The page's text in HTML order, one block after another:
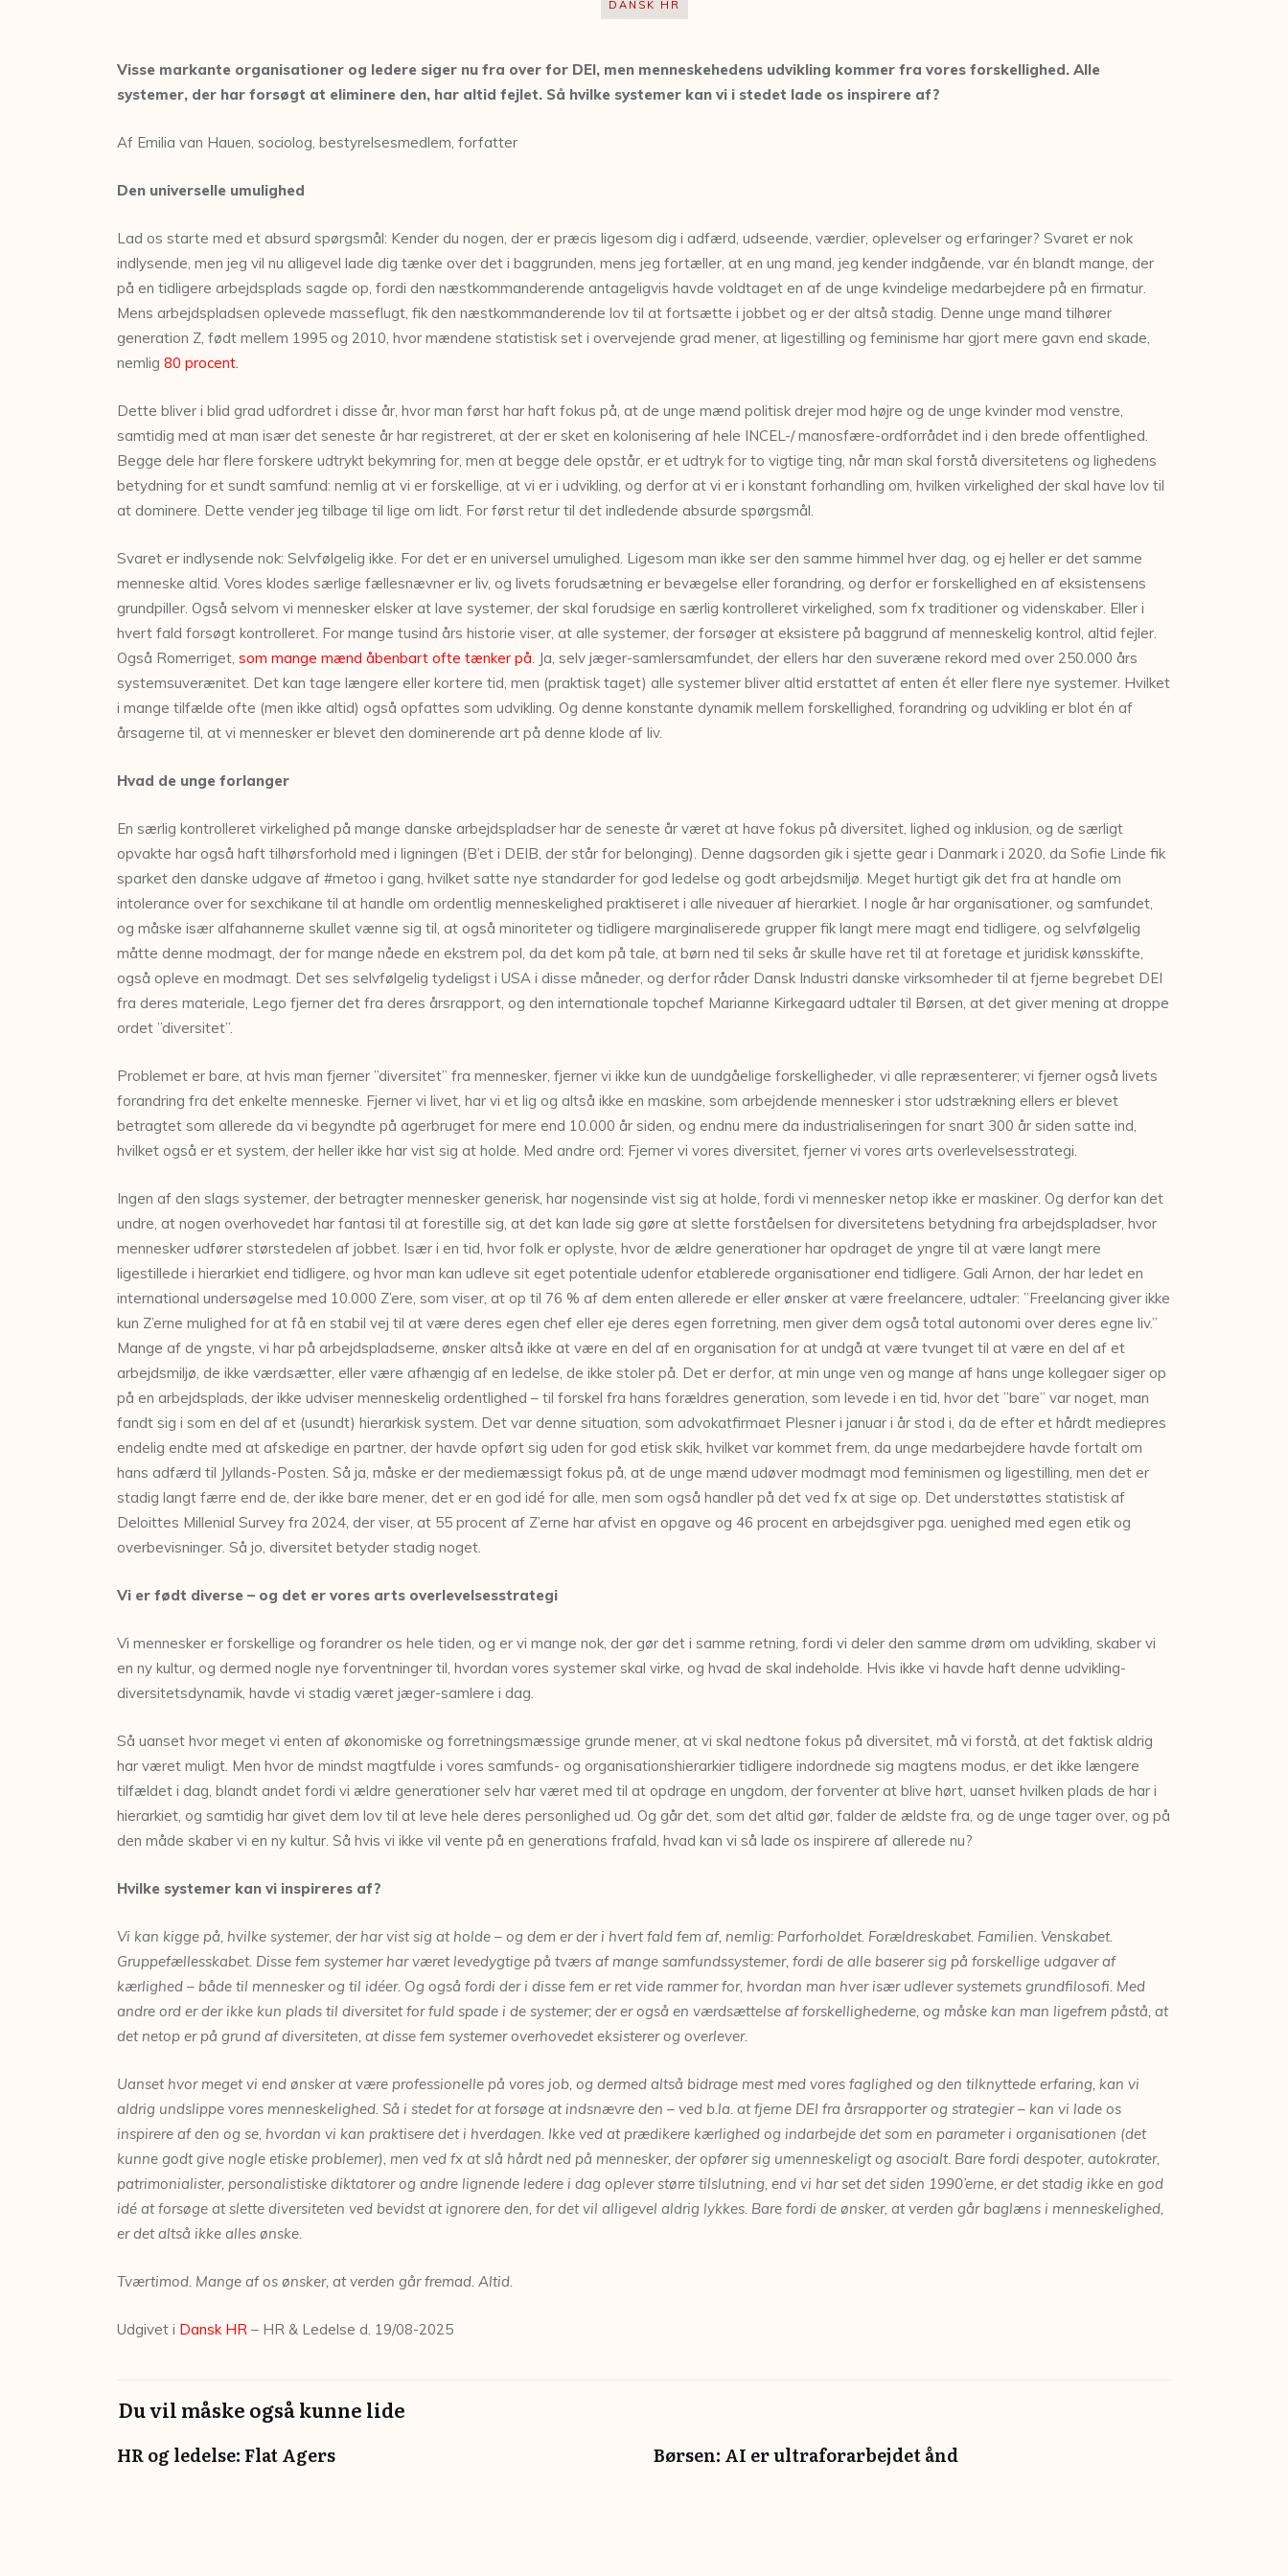
DANSK HR
Visse markante organisationer og ledere siger nu fra over for DEI, men menneskehedens udvikling kommer fra vores forskellighed. Alle
systemer, der har forsøgt at eliminere den, har altid fejlet. Så hvilke systemer kan vi i stedet lade os inspirere af?
Af Emilia van Hauen, sociolog, bestyrelsesmedlem, forfatter
Den universelle umulighed
Lad os starte med et absurd spørgsmål: Kender du nogen, der er præcis ligesom dig i adfærd, udseende, værdier, oplevelser og erfaringer? Svaret er nok
indlysende, men jeg vil nu alligevel lade dig tænke over det i baggrunden, mens jeg fortæller, at en ung mand, jeg kender indgående, var én blandt mange, der
på en tidligere arbejdsplads sagde op, fordi den næstkommanderende antageligvis havde voldtaget en af de unge kvindelige medarbejdere på en firmatur.
Mens arbejdspladsen oplevede masseflugt, fik den næstkommanderende lov til at fortsætte i jobbet og er der altså stadig. Denne unge mand tilhører
generation Z, født mellem 1995 og 2010, hvor mændene statistisk set i overvejende grad mener, at ligestilling og feminisme har gjort mere gavn end skade,
nemlig 80 procent.
Dette bliver i blid grad udfordret i disse år, hvor man først har haft fokus på, at de unge mænd politisk drejer mod højre og de unge kvinder mod venstre,
samtidig med at man især det seneste år har registreret, at der er sket en kolonisering af hele INCEL-/ manosfære-ordforrådet ind i den brede offentlighed.
Begge dele har flere forskere udtrykt bekymring for, men at begge dele opstår, er et udtryk for to vigtige ting, når man skal forstå diversitetens og lighedens
betydning for et sundt samfund: nemlig at vi er forskellige, at vi er i udvikling, og derfor at vi er i konstant forhandling om, hvilken virkelighed der skal have lov til
at dominere. Dette vender jeg tilbage til lige om lidt. For først retur til det indledende absurde spørgsmål.
Svaret er indlysende nok: Selvfølgelig ikke. For det er en universel umulighed. Ligesom man ikke ser den samme himmel hver dag, og ej heller er det samme
menneske altid. Vores klodes særlige fællesnævner er liv, og livets forudsætning er bevægelse eller forandring, og derfor er forskellighed en af eksistensens
grundpiller. Også selvom vi mennesker elsker at lave systemer, der skal forudsige en særlig kontrolleret virkelighed, som fx traditioner og videnskaber. Eller i
hvert fald forsøgt kontrolleret. For mange tusind års historie viser, at alle systemer, der forsøger at eksistere på baggrund af menneskelig kontrol, altid fejler.
Også Romerriget, som mange mænd åbenbart ofte tænker på . Ja, selv jæger-samlersamfundet, der ellers har den suveræne rekord med over 250.000 års
systemsuverænitet. Det kan tage længere eller kortere tid, men (praktisk taget) alle systemer bliver altid erstattet af enten ét eller flere nye systemer. Hvilket
i mange tilfælde ofte (men ikke altid) også opfattes som udvikling. Og denne konstante dynamik mellem forskellighed, forandring og udvikling er blot én af
årsagerne til, at vi mennesker er blevet den dominerende art på denne klode af liv.
Hvad de unge forlanger
En særlig kontrolleret virkelighed på mange danske arbejdspladser har de seneste år været at have fokus på diversitet, lighed og inklusion, og de særligt
opvakte har også haft tilhørsforhold med i ligningen (B’et i DEIB, der står for belonging). Denne dagsorden gik i sjette gear i Danmark i 2020, da Sofie Linde fik
sparket den danske udgave af #metoo i gang, hvilket satte nye standarder for god ledelse og godt arbejdsmiljø. Meget hurtigt gik det fra at handle om
intolerance over for sexchikane til at handle om ordentlig menneskelighed praktiseret i alle niveauer af hierarkiet. I nogle år har organisationer, og samfundet,
og måske især alfahannerne skullet vænne sig til, at også minoriteter og tidligere marginaliserede grupper fik langt mere magt end tidligere, og selvfølgelig
måtte denne modmagt, der for mange nåede en ekstrem pol, da det kom på tale, at børn ned til seks år skulle have ret til at foretage et juridisk kønsskifte,
også opleve en modmagt. Det ses selvfølgelig tydeligst i USA i disse måneder, og derfor råder Dansk Industri danske virksomheder til at fjerne begrebet DEI
fra deres materiale, Lego fjerner det fra deres årsrapport, og den internationale topchef Marianne Kirkegaard udtaler til Børsen, at det giver mening at droppe
ordet ”diversitet”.
Problemet er bare, at hvis man fjerner ”diversitet” fra mennesker, fjerner vi ikke kun de uundgåelige forskelligheder, vi alle repræsenterer; vi fjerner også livets
forandring fra det enkelte menneske. Fjerner vi livet, har vi et lig og altså ikke en maskine, som arbejdende mennesker i stor udstrækning ellers er blevet
betragtet som allerede da vi begyndte på agerbruget for mere end 10.000 år siden, og endnu mere da industrialiseringen for snart 300 år siden satte ind,
hvilket også er et system, der heller ikke har vist sig at holde. Med andre ord: Fjerner vi vores diversitet, fjerner vi vores arts overlevelsesstrategi.
Ingen af den slags systemer, der betragter mennesker generisk, har nogensinde vist sig at holde, fordi vi mennesker netop ikke er maskiner. Og derfor kan det
undre, at nogen overhovedet har fantasi til at forestille sig, at det kan lade sig gøre at slette forståelsen for diversitetens betydning fra arbejdspladser, hvor
mennesker udfører størstedelen af jobbet. Især i en tid, hvor folk er oplyste, hvor de ældre generationer har opdraget de yngre til at være langt mere
ligestillede i hierarkiet end tidligere, og hvor man kan udleve sit eget potentiale udenfor etablerede organisationer end tidligere. Gali Arnon, der har ledet en
international undersøgelse med 10.000 Z’ere, som viser, at op til 76 % af dem enten allerede er eller ønsker at være freelancere, udtaler: ”Freelancing giver ikke
kun Z’erne mulighed for at få en stabil vej til at være deres egen chef eller eje deres egen forretning, men giver dem også total autonomi over deres egne liv.”
Mange af de yngste, vi har på arbejdspladserne, ønsker altså ikke at være en del af en organisation for at undgå at være tvunget til at være en del af et
arbejdsmiljø, de ikke værdsætter, eller være afhængig af en ledelse, de ikke stoler på. Det er derfor, at min unge ven og mange af hans unge kollegaer siger op
på en arbejdsplads, der ikke udviser menneskelig ordentlighed – til forskel fra hans forældres generation, som levede i en tid, hvor det ”bare” var noget, man
fandt sig i som en del af et (usundt) hierarkisk system. Det var denne situation, som advokatfirmaet Plesner i januar i år stod i, da de efter et hårdt mediepres
endelig endte med at afskedige en partner, der havde opført sig uden for god etisk skik, hvilket var kommet frem, da unge medarbejdere havde fortalt om
hans adfærd til Jyllands-Posten. Så ja, måske er der mediemæssigt fokus på, at de unge mænd udøver modmagt mod feminismen og ligestilling, men det er
stadig langt færre end de, der ikke bare mener, det er en god idé for alle, men som også handler på det ved fx at sige op. Det understøttes statistisk af
Deloittes Millenial Survey fra 2024, der viser, at 55 procent af Z’erne har afvist en opgave og 46 procent en arbejdsgiver pga. uenighed med egen etik og
overbevisninger. Så jo, diversitet betyder stadig noget.
Vi er født diverse – og det er vores arts overlevelsesstrategi
Vi mennesker er forskellige og forandrer os hele tiden, og er vi mange nok, der gør det i samme retning, fordi vi deler den samme drøm om udvikling, skaber vi
en ny kultur, og dermed nogle nye forventninger til, hvordan vores systemer skal virke, og hvad de skal indeholde. Hvis ikke vi havde haft denne udvikling-
diversitetsdynamik, havde vi stadig været jæger-samlere i dag.
Så uanset hvor meget vi enten af økonomiske og forretningsmæssige grunde mener, at vi skal nedtone fokus på diversitet, må vi forstå, at det faktisk aldrig
har været muligt. Men hvor de mindst magtfulde i vores samfunds- og organisationshierarkier tidligere indordnede sig magtens modus, er det ikke længere
tilfældet i dag, blandt andet fordi vi ældre generationer selv har været med til at opdrage en ungdom, der forventer at blive hørt, uanset hvilken plads de har i
hierarkiet, og samtidig har givet dem lov til at leve hele deres personlighed ud. Og går det, som det altid gør, falder de ældste fra, og de unge tager over, og på
den måde skaber vi en ny kultur. Så hvis vi ikke vil vente på en generations frafald, hvad kan vi så lade os inspirere af allerede nu?
Hvilke systemer kan vi inspireres af?
Vi kan kigge på, hvilke systemer, der har vist sig at holde – og dem er der i hvert fald fem af, nemlig: Parforholdet. Forældreskabet. Familien. Venskabet.
Gruppefællesskabet. Disse fem systemer har været levedygtige på tværs af mange samfundssystemer, fordi de alle baserer sig på forskellige udgaver af
kærlighed – både til mennesker og til idéer. Og også fordi der i disse fem er ret vide rammer for, hvordan man hver især udlever systemets grundfilosofi. Med
andre ord er der ikke kun plads til diversitet for fuld spade i de systemer; der er også en værdsættelse afforskellighederne, og måske kan man ligefrem påstå, at
det netop er på grund af diversiteten, at disse fem systemer overhovedet eksisterer og overlever.
Uanset hvor meget vi end ønsker at være professionelle på vores job, og dermed altså bidrage mest med vores faglighed og den tilknyttede erfaring, kan vi
aldrig undslippe vores menneskelighed. Så i stedetfor at forsøge at indsnævre den – ved b.la. at fjerne DEI fra årsrapporter og strategier – kan vi lade os
inspirere af den og se, hvordan vi kan praktisere det i hverdagen. Ikke ved at prædikere kærlighed og indarbejde det som en parameter i organisationen (det
kunne godt give nogle etiske problemer), men ved fx at slå hårdt ned på mennesker, der opførersig umenneskeligt og asocialt. Bare fordi despoter, autokrater,
patrimonialister, personalistiske diktatorerog andre lignende ledere i dag oplever større tilslutning, end vi har set det siden 1990’erne, er det stadig ikke en god
idé at forsøge at slette diversiteten ved bevidst at ignorere den, for det vil alligevel aldrig lykkes. Bare fordi de ønsker, at verden går baglæns i menneskelighed,
er det altså ikke alles ønske.
Tværtimod. Mange af os ønsker, at verden går fremad. Altid.
Udgivet i Dansk HR – HR & Ledelse d. 19/08-2025
Du vil måske også kunne lide
HR og ledelse: Flat Agers Børsen: AI er ultraforarbejdet ånd